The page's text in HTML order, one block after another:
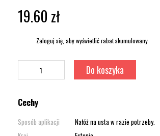
19.60 zł
Zaloguj się, aby wyświetlić rabat skumulowany
Do koszyka
Cechy
Sposób aplikacji
Nałóż na usta w razie potrzeby.